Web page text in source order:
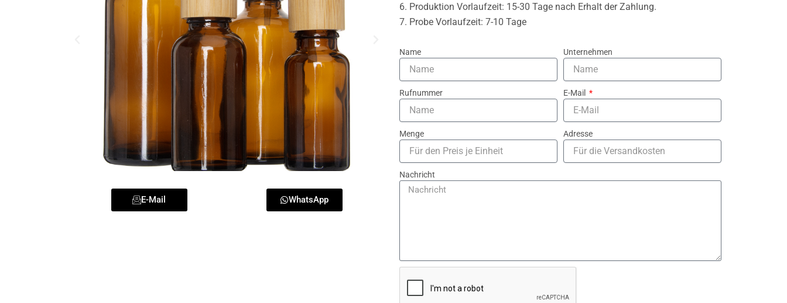
E-Mail WhatsApp
6. Produktion Vorlaufzeit: 15-30 Tage nach Erhalt der Zahlung.
7. Probe Vorlaufzeit: 7-10 Tage
Name Unternehmen
Rufnummer E-Mail
Menge Adresse
Nachricht